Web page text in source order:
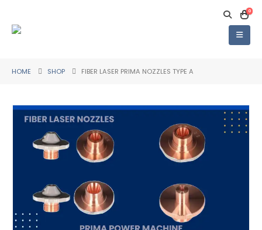
0
HOME SHOP FIBER LASER PRIMA NOZZLES TYPE A